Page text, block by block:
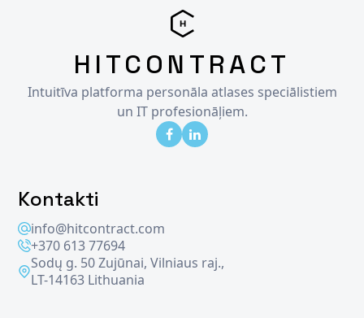
HITCONTRACT
Intuitīva platforma personāla atlases speciālistiem
un IT profesionāļiem.
Kontakti
info@hitcontract.com
+370 613 77694
Sodų g. 50 Zujūnai, Vilniaus raj.,
LT-14163 Lithuania